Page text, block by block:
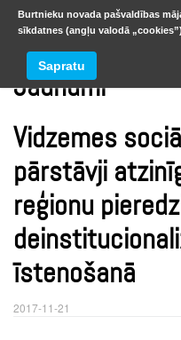
Jaunumi
Vidzemes
pārstāvji
reģionu
īstenošanā
2017-11-21
Burtnieku novada pašvaldības
sīkdatnes (angļu valodā
Sapratu